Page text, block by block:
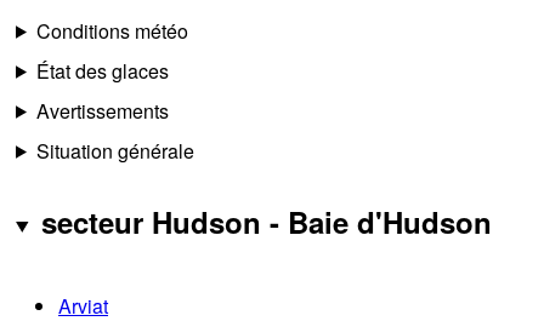
Conditions météo
État des glaces
Avertissements
Situation générale
secteur Hudson - Baie d'Hudson
Arviat